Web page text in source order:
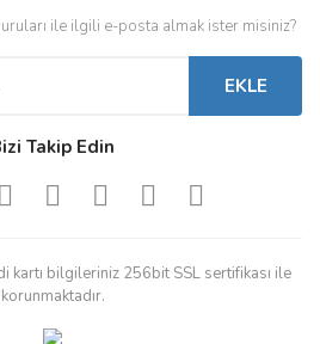
ile ilgili e-posta almak ister misiniz?
EKLE
Takip Edin
kartı bilgileriniz 256bit SSL sertifikası ile
korunmaktadır.